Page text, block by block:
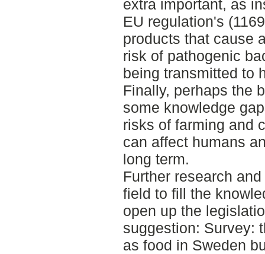
extra important, as
EU regulation's
products that cause
risk of pathogenic
being transmitted to
Finally, perhaps the
some knowledge
risks of farming and
can affect humans
long term.
Further research
field to fill the
open up the
suggestion: Survey:
as food in Sweden